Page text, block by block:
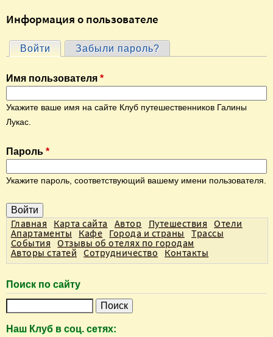
Информация о пользователе
Г
л
а
в
н
е
в
л
а
д
к
и
Войти (активная вкладка)
Забыли пароль?
Имя пользователя *
Укажите ваше имя на сайте Клуб путешественников Галины
Лукас.
Пароль *
Укажите пароль, соответствующий вашему имени пользователя.
Главная Карта сайта Автор Путешествия
Отели
Апартаменты
Кафе Города и страны
Трассы
События
Отзывы об отелях по городам
Авторы статей
Сотрудничество Контакты
Поиск по сайту
Наш Клуб в соц. сетях: